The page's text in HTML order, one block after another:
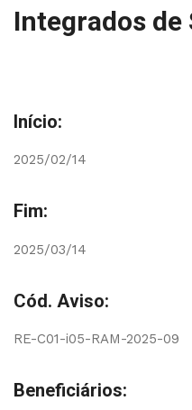
Integrados de
Início:
2025/02/14
Fim:
2025/03/14
Cód. Aviso:
RE-C01-i05-RAM-2025-09
Beneficiários: